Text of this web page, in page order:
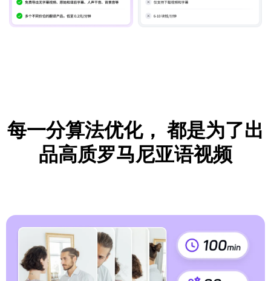
每一分算法优化， 都是为了出
品高质罗马尼亚语视频